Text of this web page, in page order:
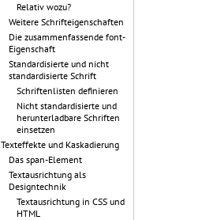
Relativ wozu?
Weitere Schrifteigenschaften
Die zusammenfassende font-
Eigenschaft
Standardisierte und nicht
standardisierte Schrift
Schriftenlisten definieren
Nicht standardisierte und
herunterladbare Schriften
einsetzen
Texteffekte und Kaskadierung
Das span-Element
Textausrichtung als
Designtechnik
Textausrichtung in CSS und
HTML